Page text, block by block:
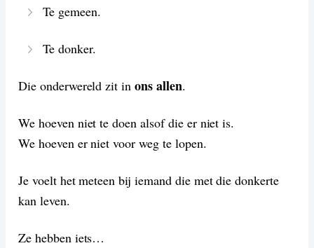
Te gemeen.
Te donker.
Die onderwereld zit inons allen.
We hoeven niet te doen alsof die er niet is.
We hoeven er niet voor weg te lopen.
Je voelt het meteen bij iemand die met die donkerte
kan leven.
Ze hebben iets…